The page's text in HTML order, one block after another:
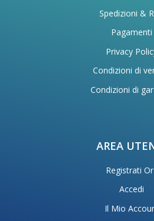
Spedizioni &
Pagamenti
Privacy
Condizioni di
Condizioni di
AREA
Registrati
Accedi
Il Mio